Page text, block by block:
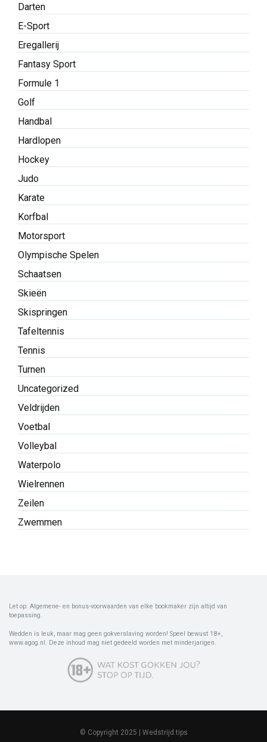
Darten
E-Sport
Eregallerij
Fantasy Sport
Formule 1
Golf
Handbal
Hardlopen
Hockey
Judo
Karate
Korfbal
Motorsport
Olympische Spelen
Schaatsen
Skieën
Skispringen
Tafeltennis
Tennis
Turnen
Uncategorized
Veldrijden
Voetbal
Volleybal
Waterpolo
Wielrennen
Zeilen
Zwemmen
Let op: Algemene- en bonus-voorwaarden van elke bookmaker zijn altijd van
toepassing.
Wedden is leuk, maar mag geen gokverslaving worden! Speel bewust 18+,
www.agog.nl. Deze inhoud mag niet gedeeld worden met minderjarigen.
© Copyright 2025 | Wedstrijd.tips